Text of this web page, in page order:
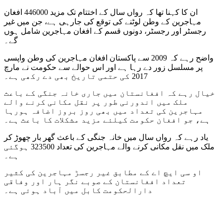
ان کا کہنا تھا کہ رواں سال کے اختتام تک مزید 446000 افغان
مہاجرین کے وطن لوٹنے کی توقع کی جارہی ہے، جن میں غیر
رجسٹر اور رجسٹر، دونوں قسم کے افغان مہاجرین شامل ہوں
گے۔
واضح رہے کہ 2009 سے پاکستان افغان مہاجرین کی وطن واپسی
پر مسلسل زور دے رہا ہے اور اس حوالے سے حکومت نے مارچ
2017 کی حتمی تاریخ بھی دے رکھی ہے۔
خیال رہے کہ افغانستان میں جاری خانہ جنگی کے باعث
ملک میں اندورنی طور پر نقل مکانی کرنے والے
مہاجرین کی تعداد میں بھی روز بروز اضافہ ہورہا
ہے، جو افغان حکومت کیلئے مزید مشکلات کا باعث ہے۔
یاد رہے کہ رواں سال میں خانہ جنگی کے باعث گھر بار چھوڑ کر
ملک میں نقل مکانی کرنے والے مہاجرین کی تعداد 323500 ہوگئی
ہے۔
او سی ایچ اے کے مطابق غیر رجسڑ مہاجرین کی کثیر
تعداد افغانستان کے صوبے نگر ہار اور وفاقی
دارالحکومت کابل میں آباد ہوئی ہے۔